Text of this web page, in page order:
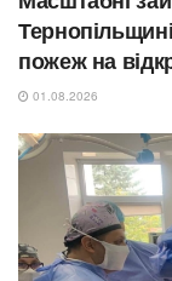
пожеж на
01.08.2026